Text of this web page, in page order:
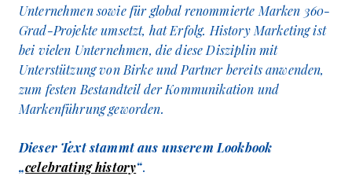
Unternehmen sowie für global renommierte Marken 360-
Grad-Projekte umsetzt, hat Erfolg. History Marketing ist
bei vielen Unternehmen, die diese Disziplin mit
Unterstützung von Birke und Partner bereits anwenden,
zum festen Bestandteil der Kommunikation und
Markenführung geworden.
Dieser Text stammt aus unserem Lookbook
„celebrating history“.